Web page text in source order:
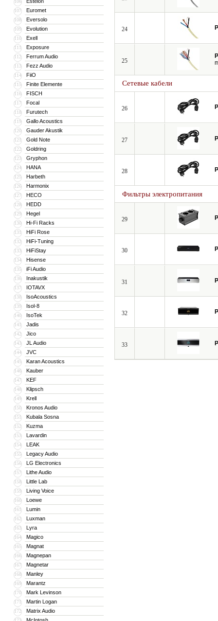
106
107 Euromet
108 Eversolo
109 Evolution
110 Exell
111 Exposure
112 Ferrum Audio
113 Fezz Audio
114 FiiO
115 Finite Elemente
116 FISCH
117 Focal
118 Furutech
119 Gallo Acoustics
120 Gauder Akustik
121 Gold Note
122 Goldring
123 Gryphon
124 HANA
125 Harbeth
126 Harmonix
127 HECO
128 HEDD
129 Hegel
130 Hi-Fi Racks
131 HiFi Rose
132 HiFi-Tuning
133 HiFiStay
134 Hisense
135 iFi Audio
136 Inakustik
137 IOTAVX
138 IsoAcoustics
139 Isol-8
140 IsoTek
141 Jadis
142 Jico
143 JL Audio
144 JVC
145 Karan Acoustics
146 Kauber
147 KEF
148 Klipsch
149 Krell
150 Kronos Audio
151 Kubala Sosna
152 Kuzma
153 Lavardin
154 LEAK
155 Legacy Audio
156 LG Electronics
157 Lithe Audio
158 Little Lab
159 Living Voice
160 Loewe
161 Lumin
162 Luxman
163 Lyra
164 Magico
165 Magnat
166 Magnepan
167 Magnetar
168 Manley
169 Marantz
170 Mark Levinson
171 Martin Logan
172 Matrix Audio
24
25
Сетевые кабели
26
27
28
Фильтры электропитания
29
30
31
32
33